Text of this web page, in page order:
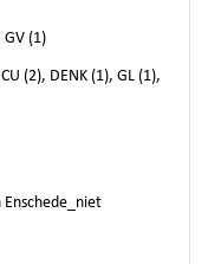
GV (1)
(2), DENK (1), GL (1),
Enschede_niet